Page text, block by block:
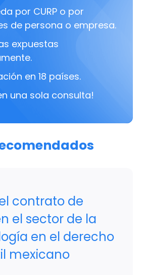
por CURP o por
de persona o empresa.
expuestas
en 18 países.
una sola consulta!
contrato de
el sector de la
en el derecho
mexicano